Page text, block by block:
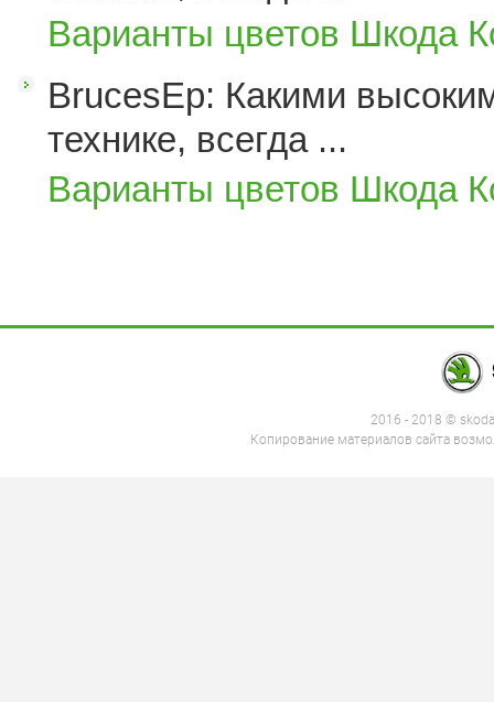
Варианты цветов Шкода
BrucesEp: Какими
технике, всегда ...
Варианты цветов Шкода
2016 - 2018 ©
Копирование материалов сайта